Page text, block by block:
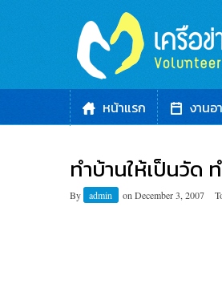
หน้าแรก งานอ
ทำบ้านให้เป็นวัด
By admin on December 3, 2007